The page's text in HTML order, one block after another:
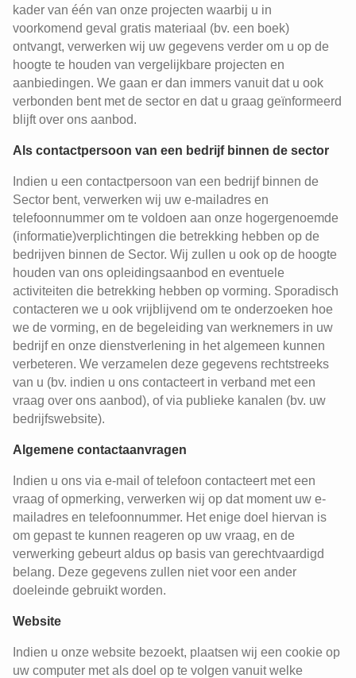
kader van één van onze projecten waarbij u in
voorkomend geval gratis materiaal (bv. een boek)
ontvangt, verwerken wij uw gegevens verder om u op de
hoogte te houden van vergelijkbare projecten en
aanbiedingen. We gaan er dan immers vanuit dat u ook
verbonden bent met de sector en dat u graag geïnformeerd
blijft over ons aanbod.
Als contactpersoon van een bedrijf binnen de sector
Indien u een contactpersoon van een bedrijf binnen de
Sector bent, verwerken wij uw e-mailadres en
telefoonnummer om te voldoen aan onze hogergenoemde
(informatie)verplichtingen die betrekking hebben op de
bedrijven binnen de Sector. Wij zullen u ook op de hoogte
houden van ons opleidingsaanbod en eventuele
activiteiten die betrekking hebben op vorming. Sporadisch
contacteren we u ook vrijblijvend om te onderzoeken hoe
we de vorming, en de begeleiding van werknemers in uw
bedrijf en onze dienstverlening in het algemeen kunnen
verbeteren. We verzamelen deze gegevens rechtstreeks
van u (bv. indien u ons contacteert in verband met een
vraag over ons aanbod), of via publieke kanalen (bv. uw
bedrijfswebsite).
Algemene contactaanvragen
Indien u ons via e-mail of telefoon contacteert met een
vraag of opmerking, verwerken wij op dat moment uw e-
mailadres en telefoonnummer. Het enige doel hiervan is
om gepast te kunnen reageren op uw vraag, en de
verwerking gebeurt aldus op basis van gerechtvaardigd
belang. Deze gegevens zullen niet voor een ander
doeleinde gebruikt worden.
Website
Indien u onze website bezoekt, plaatsen wij een cookie op
uw computer met als doel op te volgen vanuit welke